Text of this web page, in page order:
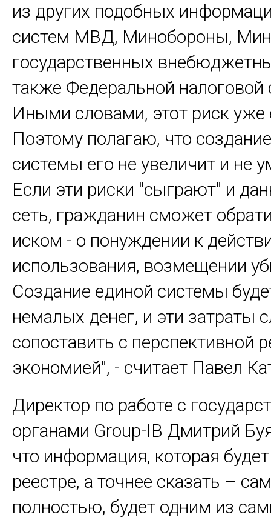
из других подобных
систем МВД, Минобороны,
государственных
также Федеральной
Иными словами, этот риск уже
Поэтому полагаю, что
системы его не увеличит и не
Если эти риски "сыграют" и
сеть, гражданин сможет
иском - о понуждении к
использования, возмещении
Создание единой системы
немалых денег, и эти затраты
сопоставить с перспективной
экономией", - считает Павел
Директор по работе с
органами Group-IB Дмитрий
что информация, которая
реестре, а точнее сказать –
полностью, будет одним из